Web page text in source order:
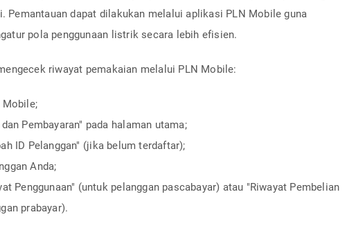
Pemantauan dapat dilakukan melalui aplikasi PLN Mobile guna
pola penggunaan listrik secara lebih efisien.
riwayat pemakaian melalui PLN Mobile:
Mobile;
Pembayaran" pada halaman utama;
ID Pelanggan" (jika belum terdaftar);
Anda;
Penggunaan" (untuk pelanggan pascabayar) atau "Riwayat Pembelian
prabayar).